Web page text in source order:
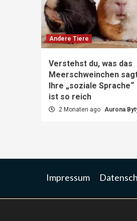
Andere Tiere
Verstehst du, was das
Meerschweinchen
Ihre „soziale Sprache“
ist so reich
2 Monaten ago Aurona
Impressum